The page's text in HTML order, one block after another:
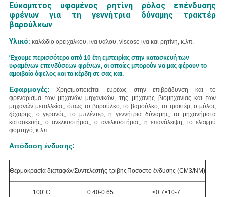
Εύκαμπτος υφαμένος ρητίνη ρόλος επένδυσης
φρένων για τη γεννήτρια δύναμης τρακτέρ
βαρούλκων
Υλικό: καλώδιο ορείχαλκου, ίνα υάλου, viscose ίνα και ρητίνη, κ.λπ.
Έχουμε περισσότερο από 10 έτη εμπειρίας στην κατασκευή των
υφαμένων επενδύσεων φρένων, οι οποίες μπορούν να μας φέρουν το
αμοιβαίο όφελος και τα κέρδη σε σας και.
Εφαρμογές:
Χρησιμοποιείται ευρέως στην επιβράδυνση και το
φρενάρισμα των μηχανών μηχανικών, της μηχανής βιομηχανίας και των
μηχανών μεταλλείας, όπως το βαρούλκο, το βαρούλκο, το τρακτέρ, ο μύλος
ζάχαρης, ο γερανός, το μπλέντερ, η γεννήτρια δύναμης, τα μηχανήματα
κατασκευής, ο ανελκυστήρας, ο ανελκυστήρας, η επανάλειψη, το ελαφρύ
φορτηγό, κ.λπ.
Απόδοση ένδυσης:
Θερμοκρασία διεπαφώνΣυντελεστής τριβής Ποσοστό ένδυσης (CM3/NM)
100°C 0.40-0.65 ≤0.7×10-7